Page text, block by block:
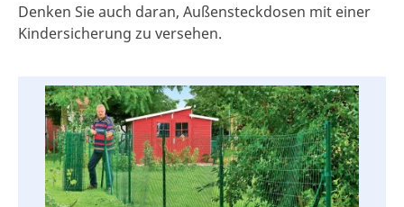
Denken Sie auch daran, Außensteckdosen mit einer
Kindersicherung zu versehen.